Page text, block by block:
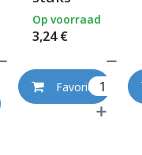
3,24€
Op voorraad
Favoriet